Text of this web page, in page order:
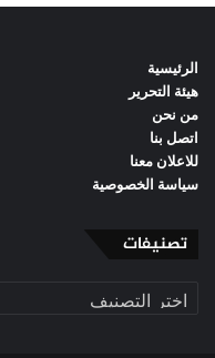
الرئيسية
هيئة التحرير
من نحن
اتصل بنا
للاعلان معنا
سياسة الخصوصية
تصنيفات
تصنيفات